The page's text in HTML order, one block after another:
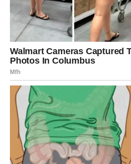
JARAC
Jarčevi konačno dobijaju iskreno
osobe iz prošlosti.
Poslije mnogo tišine dolazi
promijeniti mnogo toga.
Srce dobija novu šansu
Pred vama su veoma posebni